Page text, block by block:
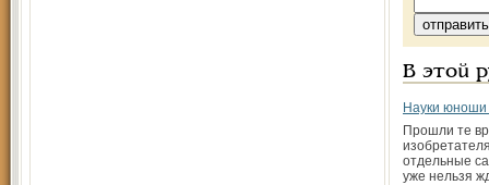
В этой
Науки юноши
Прошли те
отдельные
уже нельзя